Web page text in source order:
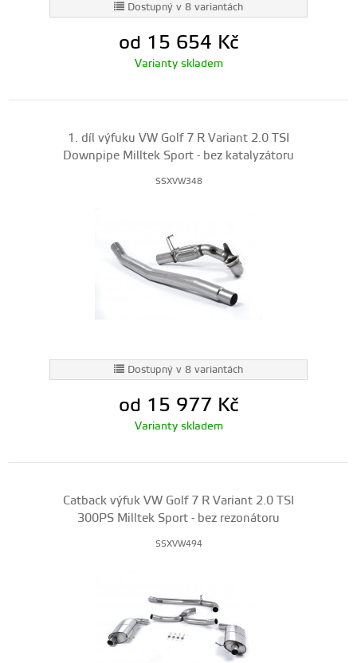
Dostupný v 8 variantách
od 15 654 Kč
Varianty skladem
1. díl výfuku VW Golf 7 R Variant 2.0 TSI
Downpipe Milltek Sport - bez katalyzátoru
SSXVW348
Dostupný v 8 variantách
od 15 977 Kč
Varianty skladem
Catback výfuk VW Golf 7 R Variant 2.0 TSI
300PS Milltek Sport - bez rezonátoru
SSXVW494